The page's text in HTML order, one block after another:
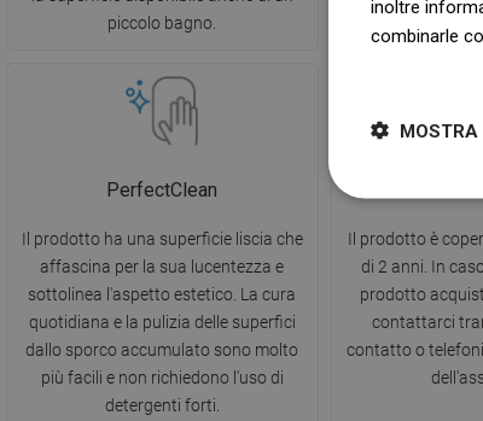
piccolo bagno.
PerfectClean
Il prodotto ha una superficie liscia che
affascina per la sua lucentezza e
sottolinea l'aspetto estetico. La cura
quotidiana e la pulizia delle superfici
dallo sporco accumulato sono molto
più facili e non richiedono l'uso di
detergenti forti.
Il prodotto è
di 2 anni. In
prodotto
contattarci
contatto o
inoltre
combinarle
MOSTRA